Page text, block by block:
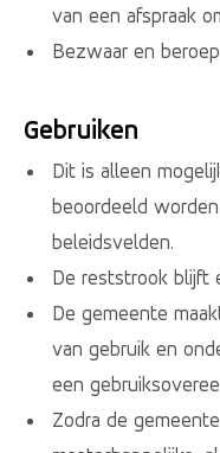
van een afspraak
Bezwaar en
Gebruiken
Dit is alleen
beoordeeld
beleidsvelden.
De reststrook blijft
De gemeente
van gebruik en
een
Zodra de